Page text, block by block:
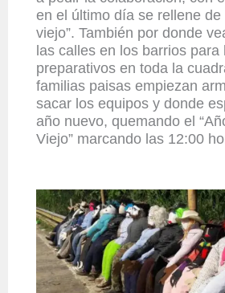
en el último día se rellene de
viejo”. También por donde
las calles en los barrios para
preparativos en toda la
familias paisas empiezan
sacar los equipos y donde
año nuevo, quemando el
Viejo” marcando las 12:00